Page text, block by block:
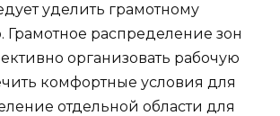
уделить грамотному
распределение зон
организовать рабочую
комфортные условия для
отдельной области для